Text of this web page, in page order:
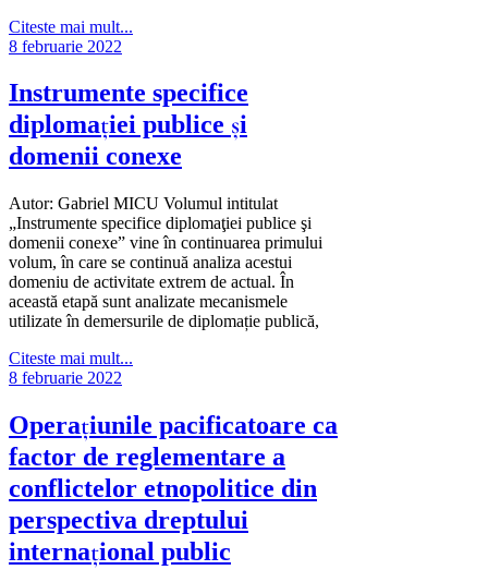
Citeste mai mult...
8 februarie 2022
Instrumente specifice
diplomaţiei publice şi
domenii conexe
Autor: Gabriel MICU Volumul intitulat
„Instrumente specifice diplomaţiei publice şi
domenii conexe” vine în continuarea primului
volum, în care se continuă analiza acestui
domeniu de activitate extrem de actual. În
această etapă sunt analizate mecanismele
utilizate în demersurile de diplomație publică,
Citeste mai mult...
8 februarie 2022
Operaţiunile pacificatoare ca
factor de reglementare a
conflictelor etnopolitice din
perspectiva dreptului
internaţional public